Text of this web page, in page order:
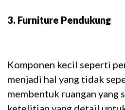
3. Furniture Pendukung
Komponen kecil seperti
menjadi hal yang tidak
membentuk ruangan yang